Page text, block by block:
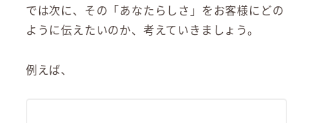
では次に、その「あなたらしさ」をお客様にどの
ように伝えたいのか、考えていきましょう。
例えば、